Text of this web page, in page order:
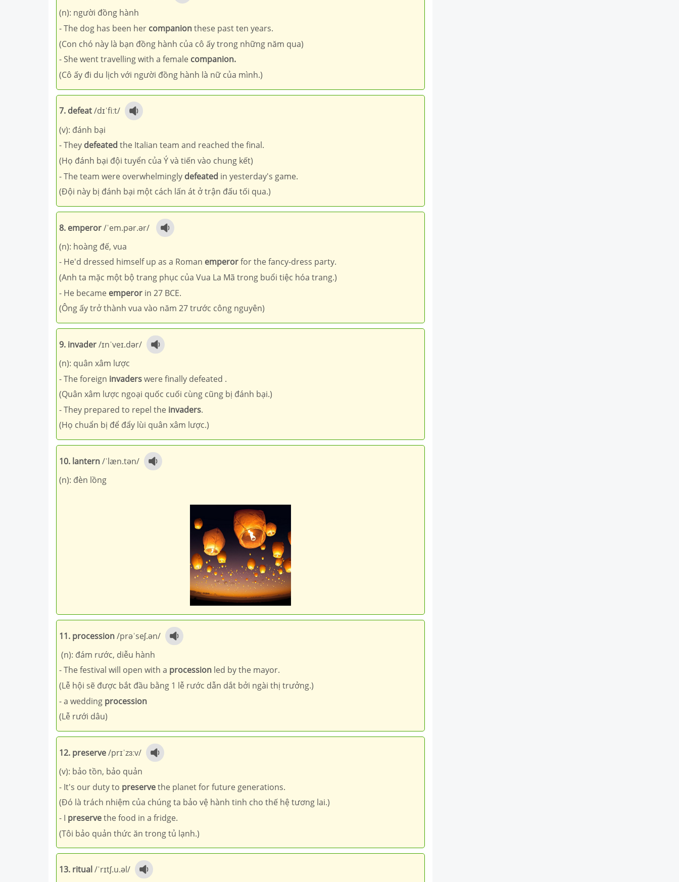
(n): người đồng hành
- The dog has been her companionthese past ten years.
(Con chó này là bạn đồng hành của cô ấy trong những năm qua)
- She went travelling with a female companion.
(Cô ấy đi du lịch với người đồng hành là nữ của mình.)
7. defeat/dɪˈfiːt/
(v): đánh bại
- They defeated the Italian team and reached the final.
(Họ đánh bại đội tuyển của Ý và tiến vào chung kết)
- The team were overwhelmingly defeated in yesterday's game.
(Đội này bị đánh bại một cách lấn át ở trận đấu tối qua.)
8. emperor/ˈem.pər.ər/
(n): hoàng đế, vua
- He'd dressed himself up as a Roman emperorfor the fancy-dress party.
(Anh ta mặc một bộ trang phục của Vua La Mã trong buổi tiệc hóa trang.)
- He became emperor in 27 BCE.
(Ông ấy trở thành vua vào năm 27 trước công nguyên)
9. invader/ɪnˈveɪ.dər/
(n): quân xâm lược
- The foreign invaderswere finally defeated .
(Quân xâm lược ngoại quốc cuối cùng cũng bị đánh bại.)
- They prepared to repel the invaders.
(Họ chuẩn bị để đẩy lùi quân xâm lược.)
10. lantern/ˈlæn.tən/
(n): đèn lồng
11. procession/prəˈseʃ.ən/
(n): đám rước, diễu hành
- The festival will open with a procession led by the mayor.
(Lễ hội sẽ được bắt đầu bằng 1 lễ rước dẫn dắt bởi ngài thị trưởng.)
- a wedding procession
(Lễ rưới dâu)
12. preserve/prɪˈzɜːv/
(v): bảo tồn, bảo quản
- It's our duty to preservethe planet for future generations.
(Đó là trách nhiệm của chúng ta bảo vệ hành tinh cho thế hệ tương lai.)
- I preservethe food in a fridge.
(Tôi bảo quản thức ăn trong tủ lạnh.)
13. ritual/ˈrɪtʃ.u.əl/